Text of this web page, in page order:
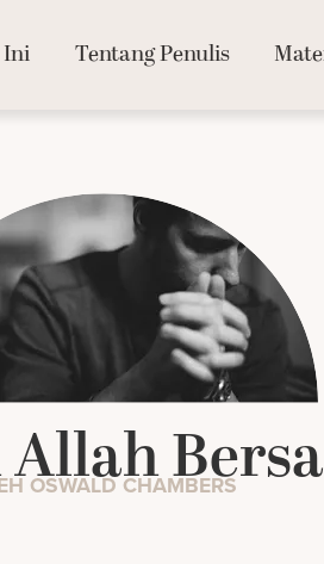
Ini Tentang Penulis
OSWALD CHAMBERS